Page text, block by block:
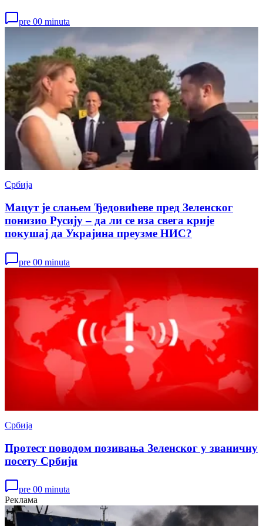
pre 00 minuta
Србија
Мацут је слањем Ђедовићеве пред Зеленског
понизио Русију – да ли се иза свега крије
покушај да Украјина преузме НИС?
pre 00 minuta
Србија
Протест поводом позивања Зеленског у званичну
посету Србији
pre 00 minuta
Реклама